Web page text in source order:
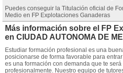
Puedes conseguir la Titulación oficial de
Medio en FP Explotaciones Ganaderas
Más información sobre el FP
en CIUDAD AUTONOMA DE
Estudiar formación profesional es una
posicionarse de forma favorable para
es una formación con demanda que te
profesionalmente. Nuestro equipo de